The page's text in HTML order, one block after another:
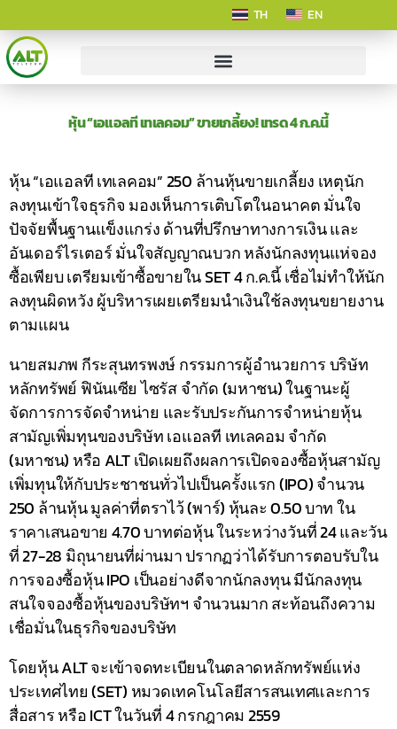
TH EN
หุ้น “เอแอลที เทเลคอม” ขายเกลี้ยง! เทรด 4 ก.ค.นี้
หุ้น “เอแอลที เทเลคอม” 250 ล้านหุ้นขายเกลี้ยง เหตุนัก
ลงทุนเข้าใจธุรกิจ มองเห็นการเติบโตในอนาคต มั่นใจ
ปัจจัยพื้นฐานแข็งแกร่ง ด้านที่ปรึกษาทางการเงิน และ
อันเดอร์ไรเตอร์ มั่นใจสัญญาณบวก หลังนักลงทุนแห่จอง
ซื้อเพียบ เตรียมเข้าซื้อขายใน SET 4 ก.ค.นี้ เชื่อไม่ทำให้นัก
ลงทุนผิดหวัง ผู้บริหารเผยเตรียมนำเงินใช้ลงทุนขยายงาน
ตามแผน
นายสมภพ กีระสุนทรพงษ์ กรรมการผู้อำนวยการ บริษัท
หลักทรัพย์ ฟินันเซีย ไซรัส จำกัด (มหาชน) ในฐานะผู้
จัดการการจัดจำหน่าย และรับประกันการจำหน่ายหุ้น
สามัญเพิ่มทุนของบริษัท เอแอลที เทเลคอม จำกัด
(มหาชน) หรือ ALT เปิดเผยถึงผลการเปิดจองซื้อหุ้นสามัญ
เพิ่มทุนให้กับประชาชนทั่วไปเป็นครั้งแรก (IPO) จำนวน
250 ล้านหุ้น มูลค่าที่ตราไว้ (พาร์) หุ้นละ 0.50 บาท ใน
ราคาเสนอขาย 4.70 บาทต่อหุ้น ในระหว่างวันที่ 24 และวัน
ที่ 27-28 มิถุนายนที่ผ่านมา ปรากฏว่าได้รับการตอบรับใน
การจองซื้อหุ้น IPO เป็นอย่างดีจากนักลงทุน มีนักลงทุน
สนใจจองซื้อหุ้นของบริษัทฯ จำนวนมาก สะท้อนถึงความ
เชื่อมั่นในธุรกิจของบริษัท
โดยหุ้น ALT จะเข้าจดทะเบียนในตลาดหลักทรัพย์แห่ง
ประเทศไทย (SET) หมวดเทคโนโลยีสารสนเทศและการ
สื่อสาร หรือ ICT ในวันที่ 4 กรกฎาคม 2559